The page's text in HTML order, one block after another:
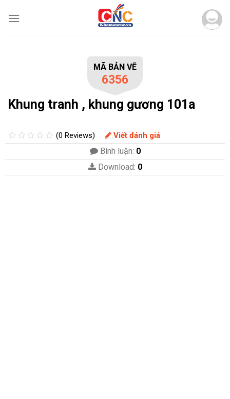
MÃ BẢN VẼ
6356
Khung tranh , khung gương 101a
(0 Reviews) Viết đánh giá
Bình luận: 0
Download: 0